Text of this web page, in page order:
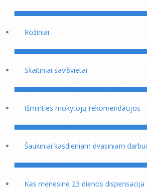
Rožiniai
Skaitiniai savišvietai
Išminties mokytojų rekomendacijos
Šaukiniai kasdieniam dvasiniam darbui
Kas mėnesinė 23 dienos dispensacija